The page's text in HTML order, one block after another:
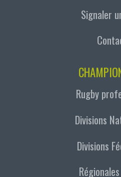
Signaler
Rugby
Divisions
Divisions